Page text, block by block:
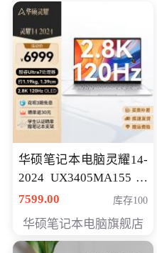
华硕笔记本电脑灵耀14-
2024 UX3405MA155冰
川银 oled 智慧轻薄本 会
7599.00 库存100
华硕笔记本电脑旗舰店